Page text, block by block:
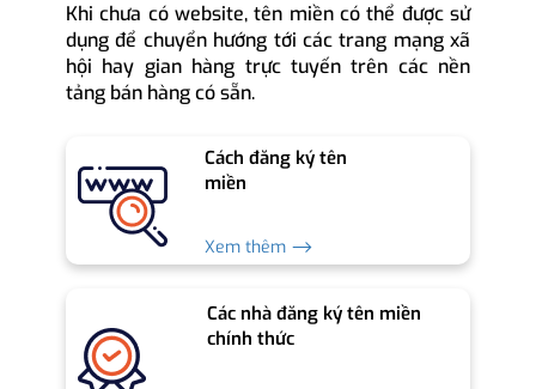
Khi chưa có website, tên miền có thể được sử
dụng để chuyển hướng tới các trang mạng xã
hội hay gian hàng trực tuyến trên các nền
tảng bán hàng có sẵn.
Cách đăng ký tên
miền
Xem thêm ⟶
Các nhà đăng ký tên miền
chính thức